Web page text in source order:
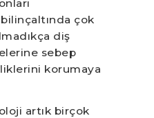
çok
diş
sebep
korumaya
artık birçok